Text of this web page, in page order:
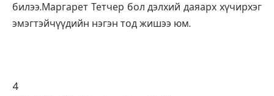
билээ.Маргарет Тетчер бол дэлхий даяарх хүчирхэг
эмэгтэйчүүдийн нэгэн тод жишээ юм.
4